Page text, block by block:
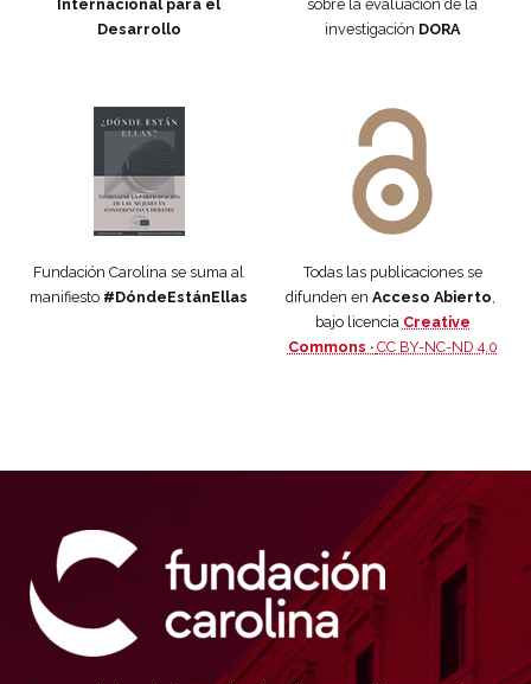
Internacional para el
Desarrollo
sobre la evaluación de la
investigación DORA
Fundación Carolina se suma al
manifiesto #DóndeEstánEllas
Todas las publicaciones se
difunden en Acceso Abierto
bajo licencia Creative
Commons · CC BY-NC-ND 4.0